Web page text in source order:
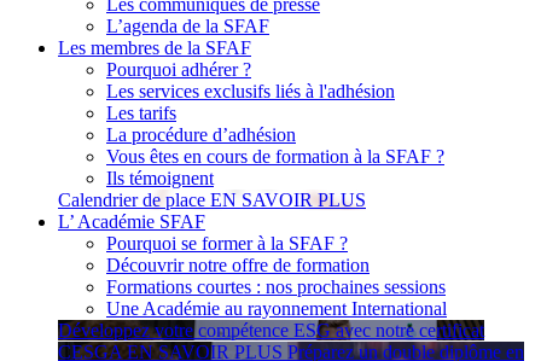
Les communiqués de presse
L’agenda de la SFAF
Les membres de la SFAF
Pourquoi adhérer ?
Les services exclusifs liés à l'adhésion
Les tarifs
La procédure d’adhésion
Vous êtes en cours de formation à la SFAF ?
Ils témoignent
Calendrier de place EN SAVOIR PLUS
L’ Académie SFAF
Pourquoi se former à la SFAF ?
Découvrir notre offre de formation
Formations courtes : nos prochaines sessions
Une Académie au rayonnement International
Développez votre compétence ESG avec notre certificat
CESGA EN SAVOIR PLUS Préparez un double diplôme en